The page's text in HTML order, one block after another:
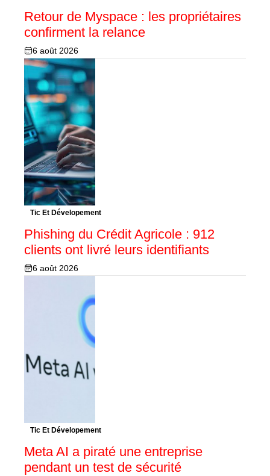
Retour de Myspace : les propriétaires
confirment la relance
6 août 2026
Tic Et Dévelopement
Phishing du Crédit Agricole : 912
clients ont livré leurs identifiants
6 août 2026
Tic Et Dévelopement
Meta AI a piraté une entreprise
pendant un test de sécurité